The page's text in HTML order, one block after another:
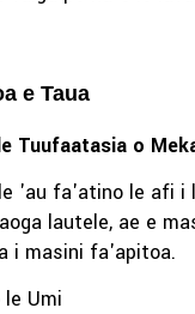
e Taua
Tuufaatasia o
'au fa'atino le afi i
lautele, ae e
i masini fa'apitoa.
Umi